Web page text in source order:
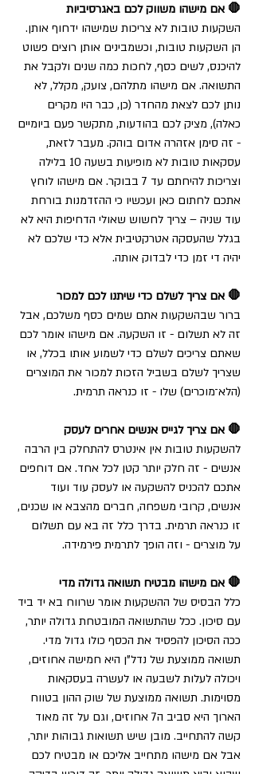
🛑 אם מישהו משווק לכם באגרסיביות
השקעות טובות לא צריכות שמישהו ידחוף אותן.
הן השקעות טובות, וכשמבינים אותן רוצים פשוט
להיכנס, לשים כסף, לחכות כמה שנים ולקבל את
התשואה. אם מישהו מתלהם, צועק, מקלל, לא
נותן לכם לצאת מהחדר (כן, כבר היו מקרים
כאלה), מציק לכם בהודעות, מתקשר פעם ביומיים
- זה סימן אזהרה אדום בוהק. מעבר לזאת,
עסקאות טובות לא מופיעות בשעה 10 בלילה
וצריכות להיחתם עד 7 בבוקר. אם מישהו לוחץ
אתכם לחתום כאן ועכשיו כי ההזדמנות בורחת
עוד שניה – צריך לחשוש שאולי הדחיפות היא לא
בגלל שהעסקה אטרקטיבית אלא כדי שלכם לא
יהיה די זמן כדי לבדוק אותה.
🛑 אם צריך לשלם כדי שיתנו לכם למכור
ברור שבהשקעות אתם שמים כסף משלכם, אבל
זה לא תשלום - זו השקעה. אם מישהו אומר לכם
שאתם צריכים לשלם כדי לשמוע אותו בכלל, או
שצריך לשלם בשביל הזכות למכור את המוצרים
(הלא־מוכרים) שלו - זו כנראה תרמית.
🛑 אם צריך לגייס אנשים אחרים לעסק
להשקעות טובות אין אינטרס להתחלק בין הרבה
אנשים - זה חלק יותר קטן לכל אחד. אם דוחפים
אתכם להכניס להשקעה או לעסק עוד ועוד
אנשים, קרובי משפחה, חברים מהצבא או שכנים,
זו כנראה תרמית. בדרך כלל זה בא עם תשלום
על מוצרים - וזה הופך לתרמית פירמידה.
🛑 אם מישהו מבטיח תשואה גדולה מדי
כלל הבסיס של ההשקעות אומר שרווח בא יד ביד
עם סיכון. ככל שהתשואה המובטחת גדולה יותר,
ככה הסיכון להפסיד את הכסף כולו גדול מדי.
תשואה ממוצעת של נדל"ן היא חמישה אחוזים,
ויכולה לעלות לשבעה או לעשרה בעסקאות
מסוימות. תשואה ממוצעת של שוק ההון בטווח
הארוך היא סביב ה7 אחוזים, וגם על זה מאוד
קשה להתחייב. מובן שיש תשואות גבוהות יותר,
אבל אם מישהו מתחייב אליכם או מבטיח לכם